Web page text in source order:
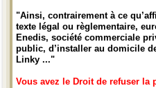
"Ainsi, contrairement à ce
texte légal ou règlementaire,
Enedis, société commerciale
public, d’installer au domicile
Linky ..."
Vous avez le Droit de refuser la